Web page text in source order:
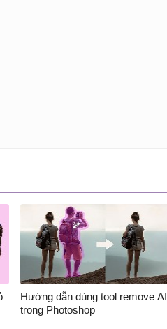
Hướng dẫn dùng tool remove AI
trong Photoshop